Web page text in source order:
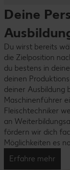
Deine
Du wirst bereits
die Zielposition
du bestens in
deinen
deiner Ausbildung
Maschinenführer
Fleischtechniker
an
fördern wir dich
Möglichkeiten es
Erfahre mehr